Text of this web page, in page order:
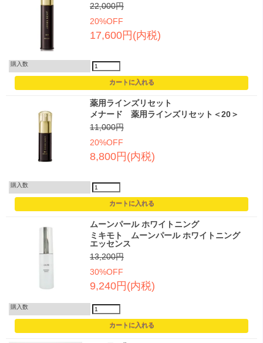
22,000円
20%OFF
17,600円(内税)
購入数
薬用ラインズリセット
メナード 薬用ラインズリセット＜20＞
11,000円
20%OFF
8,800円(内税)
購入数
ムーンパール ホワイトニング
ミキモト ムーンパール ホワイトニング
エッセンス
13,200円
30%OFF
9,240円(内税)
購入数